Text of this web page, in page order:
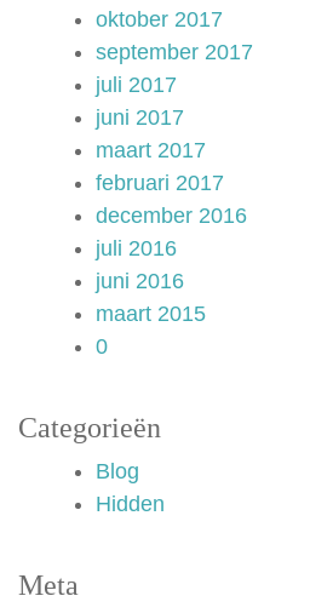
oktober 2017
september 2017
juli 2017
juni 2017
maart 2017
februari 2017
december 2016
juli 2016
juni 2016
maart 2015
0
Categorieën
Blog
Hidden
Meta